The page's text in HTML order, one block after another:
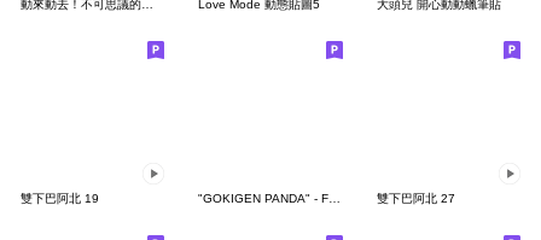
Love Mode 動態貼圖5 大頭兒 開心動動蠟筆貼
雙下巴阿北 19 "GOKIGEN PANDA" - Feeling / global 雙下巴阿北 27